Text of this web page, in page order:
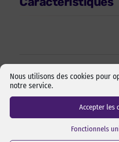
Nous utilisons des cookies pour
notre service.
Accepter les
Fonctionnels
Les